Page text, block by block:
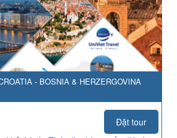
- BOSNIA & HERZERGOVINA
Đặt tour